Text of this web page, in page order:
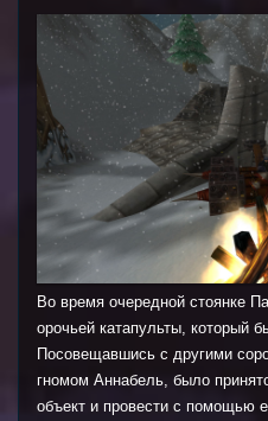
Во время очередной стоянке
орочьей катапульты, который
Посовещавшись с другими
гномом Аннабель, было
объект и провести с помощью